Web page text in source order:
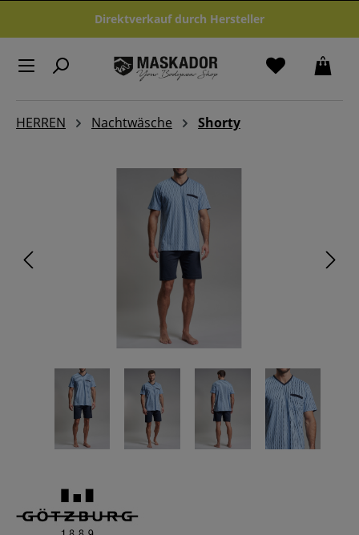
Zum Hauptinhalt springenDirektverkauf durch Hersteller
HERREN Nachtwäsche Shorty